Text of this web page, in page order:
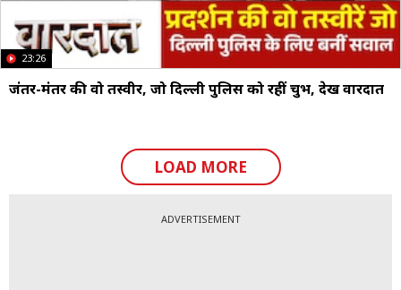
23:26
जंतर-मंतर की वो तस्वीरें, जो द‍िल्ली पुल‍िस को रहीं चुभ, देखें वारदात
LOAD MORE
ADVERTISEMENT